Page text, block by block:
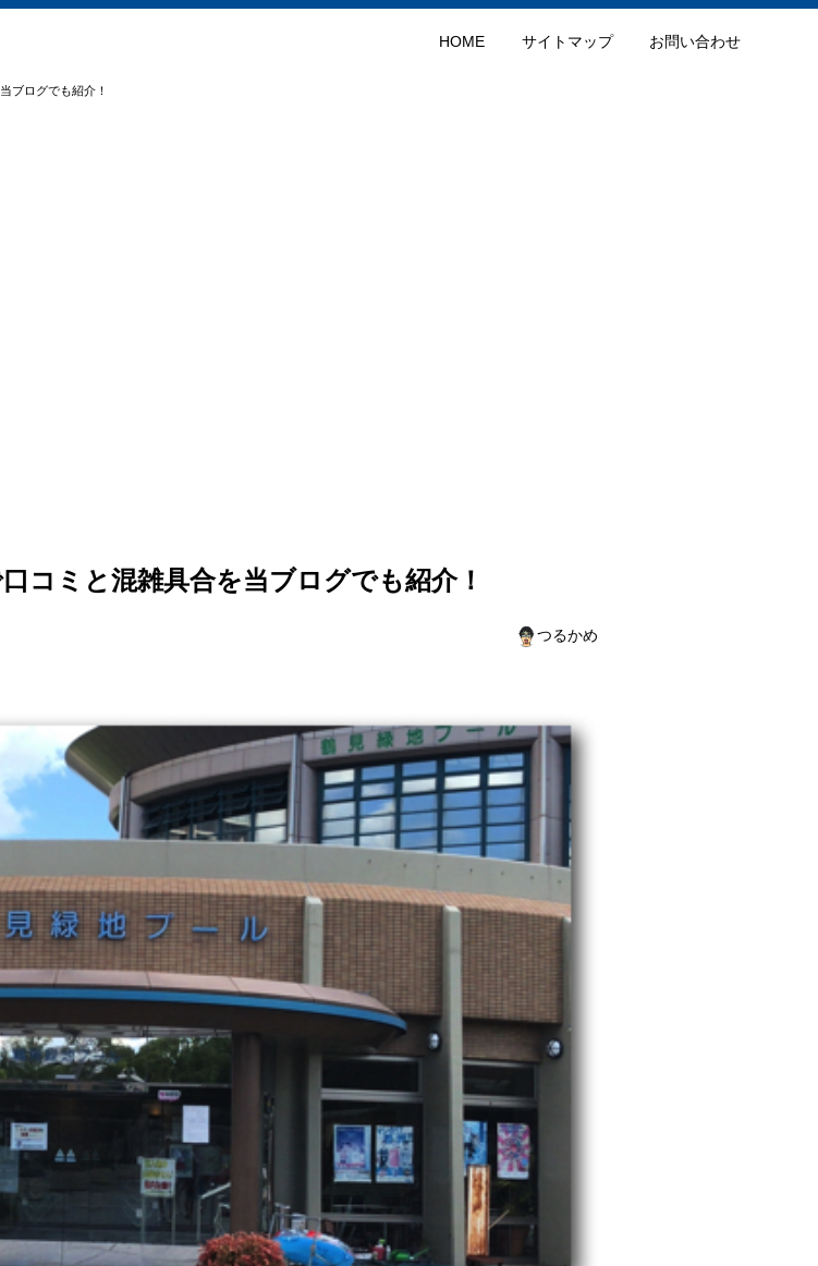
HOME サイトマップ お問い合わせ
ブログでも紹介！
コミと混雑具合を当ブログでも紹介！
つるかめ